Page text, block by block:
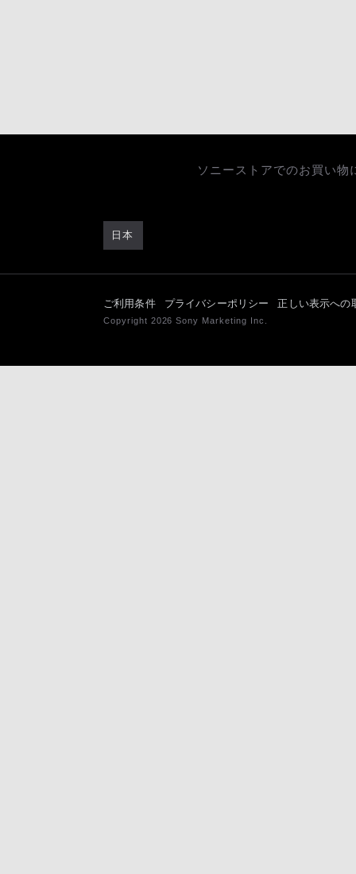
ソニーストアでのお買い物
日本
ご利用条件 プライバシーポリシー 正しい表示への
Copyright 2026 Sony Marketing Inc.